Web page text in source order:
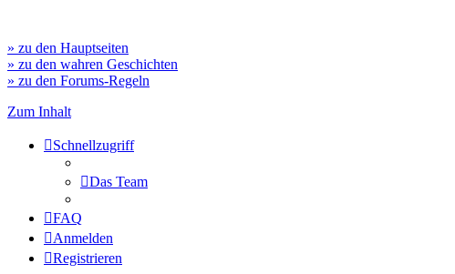
» zu den Hauptseiten
» zu den wahren Geschichten
» zu den Forums-Regeln
Zum Inhalt
Schnellzugriff
Das Team
FAQ
Anmelden
Registrieren